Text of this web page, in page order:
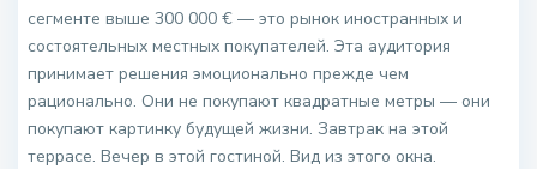
сегменте выше 300 000 € — это рынок иностранных и
состоятельных местных покупателей. Эта аудитория
принимает решения эмоционально прежде чем
рационально. Они не покупают квадратные метры — они
покупают картинку будущей жизни. Завтрак на этой
террасе. Вечер в этой гостиной. Вид из этого окна.